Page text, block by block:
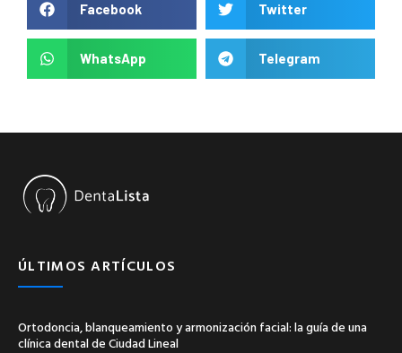
Facebook Twitter
WhatsApp Telegram
ÚLTIMOS ARTÍCULOS
Ortodoncia, blanqueamiento y armonización facial: la guía de una
clínica dental de Ciudad Lineal